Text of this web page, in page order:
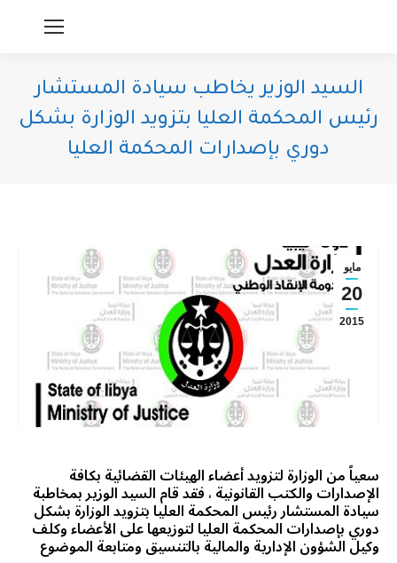
السيد الوزير يخاطب سيادة المستشار
رئيس المحكمة العليا بتزويد الوزارة بشكل
دوري بإصدارات المحكمة العليا
مايو
20
2015
سعياً من الوزارة لتزويد أعضاء الهيئات القضائية بكافة
الإصدارات والكتب القانونية ، فقد قام السيد الوزير بمخاطبة
سيادة المستشار رئيس المحكمة العليا بتزويد الوزارة بشكل
دوري بإصدارات المحكمة العليا لتوزيعها على الأعضاء وكلف
وكيل الشؤون الإدارية والمالية بالتنسيق ومتابعة الموضوع